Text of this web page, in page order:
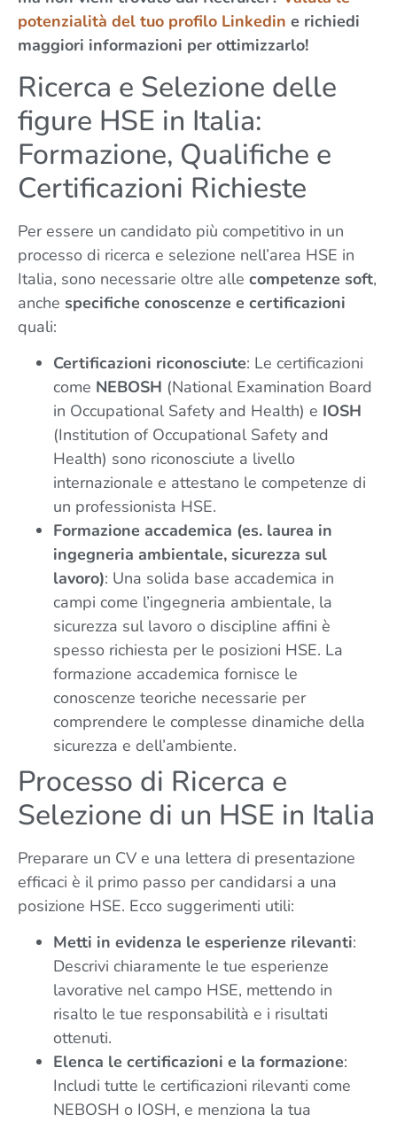
potenzialità del tuo profilo Linkedin e richiedi
maggiori informazioni per ottimizzarlo!
Ricerca e Selezione delle
figure HSE in Italia:
Formazione, Qualifiche e
Certificazioni Richieste
Per essere un candidato più competitivo in un
processo di ricerca e selezione nell’area HSE in
Italia, sono necessarie oltre alle competenze soft,
anche specifiche conoscenze e certificazioni
quali:
Certificazioni riconosciute: Le certificazioni
come NEBOSH (National Examination Board
in Occupational Safety and Health) e IOSH
(Institution of Occupational Safety and
Health) sono riconosciute a livello
internazionale e attestano le competenze di
un professionista HSE.
Formazione accademica (es. laurea in
ingegneria ambientale, sicurezza sul
lavoro): Una solida base accademica in
campi come l’ingegneria ambientale, la
sicurezza sul lavoro o discipline affini è
spesso richiesta per le posizioni HSE. La
formazione accademica fornisce le
conoscenze teoriche necessarie per
comprendere le complesse dinamiche della
sicurezza e dell’ambiente.
Processo di Ricerca e
Selezione di un HSE in Italia
Preparare un CV e una lettera di presentazione
efficaci è il primo passo per candidarsi a una
posizione HSE. Ecco suggerimenti utili:
Metti in evidenza le esperienze rilevanti:
Descrivi chiaramente le tue esperienze
lavorative nel campo HSE, mettendo in
risalto le tue responsabilità e i risultati
ottenuti.
Elenca le certificazioni e la formazione:
Includi tutte le certificazioni rilevanti come
NEBOSH o IOSH, e menziona la tua